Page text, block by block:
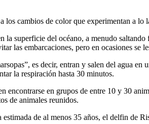
los cambios de color que experimentan a lo
la superficie del océano, a menudo
las embarcaciones, pero en ocasiones se
es decir, entran y salen del agua
la respiración hasta 30 minutos.
encontrarse en grupos de entre 10 y 30
de animales reunidos.
estimada de al menos 35 años, el delfin de